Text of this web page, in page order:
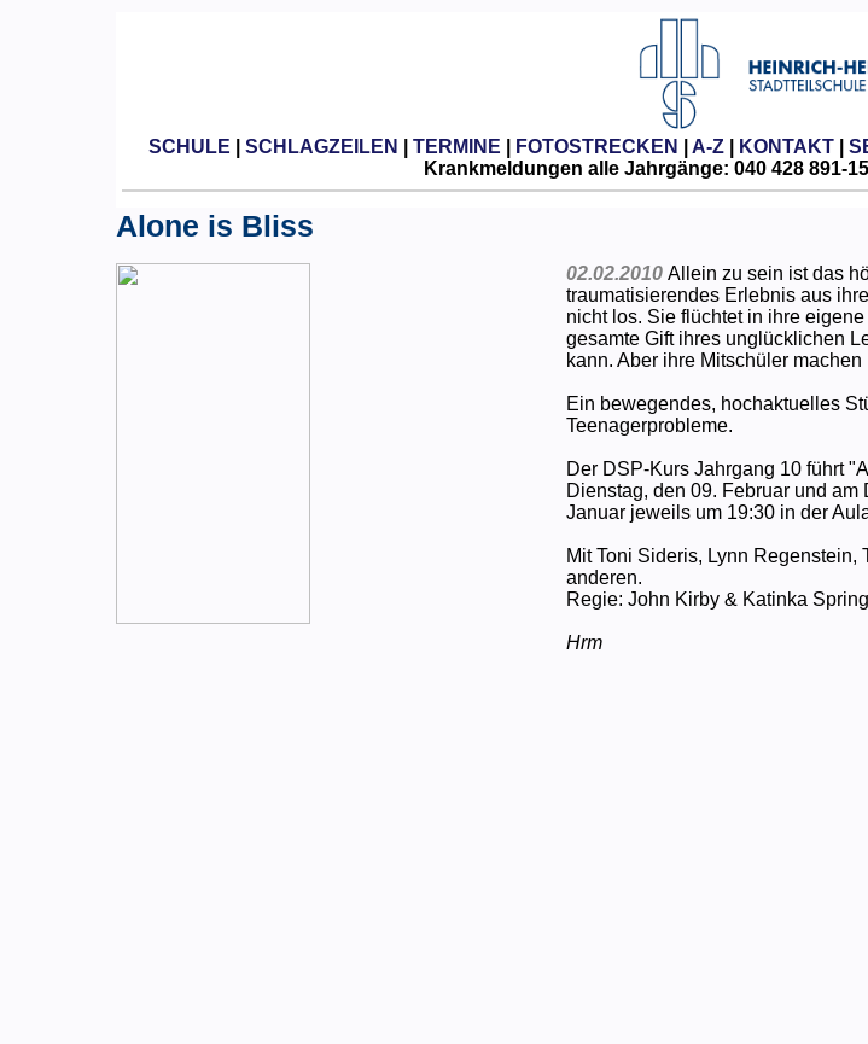
SCHULE SCHLAGZEILEN TERMINE FOTOSTRECKEN A-Z| KONTAKT|
Krankmeldungen alle Jahrgänge: 040 428 891-
Alone is Bliss
02.02.2010 Allein zu sein ist das
traumatisierendes Erlebnis aus
nicht los. Sie flüchtet in ihre
gesamte Gift ihres unglücklichen
kann. Aber ihre Mitschüler
Ein bewegendes, hochaktuelles
Teenagerprobleme.
Der DSP-Kurs Jahrgang 10 führt
Dienstag, den 09. Februar und am
Januar jeweils um 19:30 in der
Mit Toni Sideris, Lynn Regenstein,
anderen.
Regie: John Kirby & Katinka
Hrm